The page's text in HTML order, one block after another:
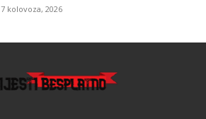
7 kolovoza, 2026